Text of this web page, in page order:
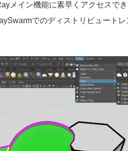
メイン機能に素早くアクセスで
でのディストリビュート